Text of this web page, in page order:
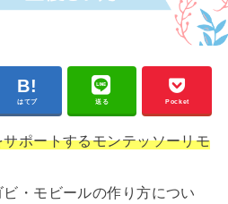
はてブ 送る Pocket
ポートするモンテッソーリモ
・モビールの作り方につい